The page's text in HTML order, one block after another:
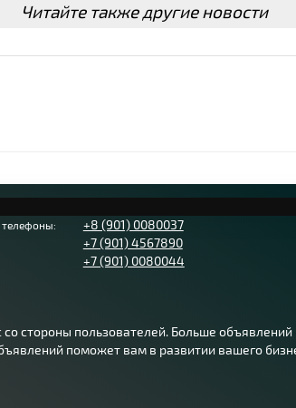
Читайте также другие новости
+8 (901) 0080037
+7 (901) 4567890
+7 (901) 0080044
стороны пользователей. Больше
поможет вам в развитии вашего